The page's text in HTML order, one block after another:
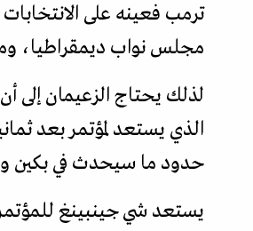
ترمب فعينه على
مجلس نواب ديمقراطيا،
الذي يستعد لمؤتمر بعد
حدود ما سيحدث في بكين